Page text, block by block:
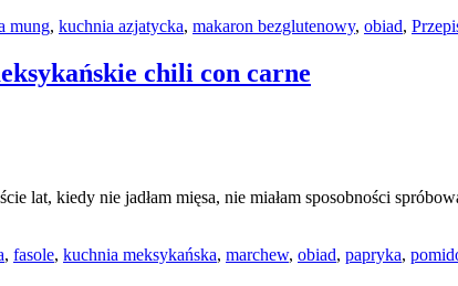
mung, kuchnia azjatycka, makaron bezglutenowy, obiad,
chili con carne
lat, kiedy nie jadłam mięsa, nie miałam sposobności
, fasole, kuchnia meksykańska, marchew, obiad, papryka,